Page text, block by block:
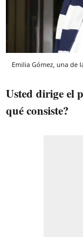
Emilia Gómez, una de
Usted dirige el
qué consiste?